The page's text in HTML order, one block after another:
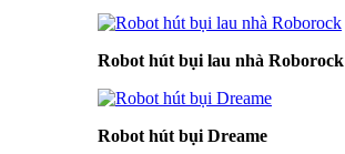
Robot hút bụi lau nhà Roborock
Robot hút bụi Dreame